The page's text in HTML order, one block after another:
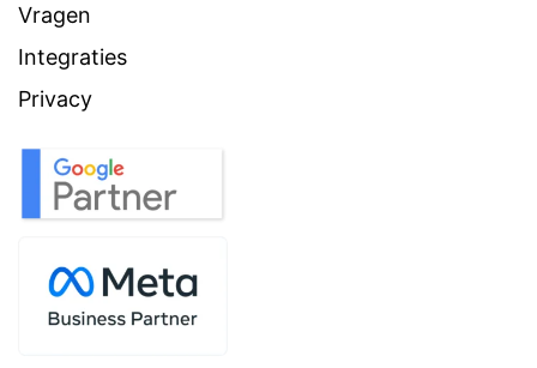
Vragen
Integraties
Privacy